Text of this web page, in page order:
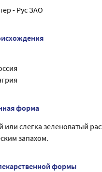
- Рус ЗАО
форма
или слегка зеленоватый
запахом.
формы